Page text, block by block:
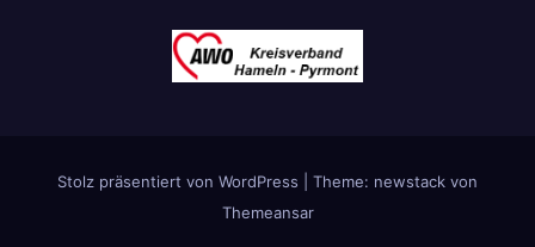
Stolz präsentiert von WordPress
Theme: newstack von
Themeansar